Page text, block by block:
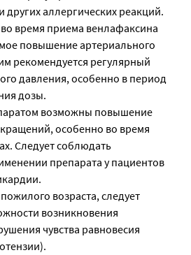
аллергических реакций.
время приема венлафаксина
повышение артериального
рекомендуется регулярный
давления, особенно в период
дозы.
возможны повышение
особенно во время
Следует соблюдать
препарата у пациентов
возраста, следует
возникновения
чувства равновесия